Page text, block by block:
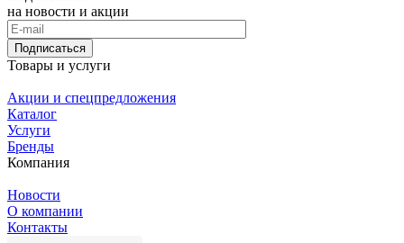
на новости и акции
Подписаться
Товары и услуги
Акции и спецпредложения
Каталог
Услуги
Бренды
Компания
Новости
О компании
Контакты